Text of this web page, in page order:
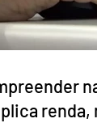
renda,